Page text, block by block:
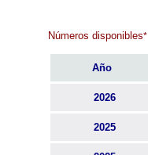
Números disponibles*
Año
2026
2025